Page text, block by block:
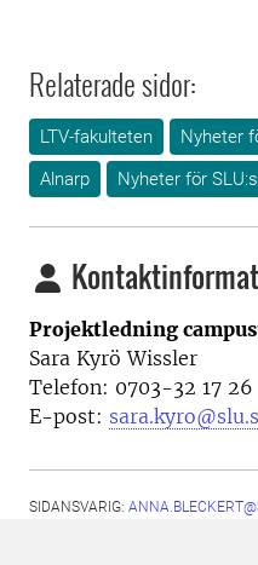
Relaterade sidor:
LTV-fakulteten
Nyheter
Alnarp
Nyheter för
Projektledning
Sara Kyrö Wissler
Telefon: 0703-32 17 26
E-post:
SIDANSVARIG: